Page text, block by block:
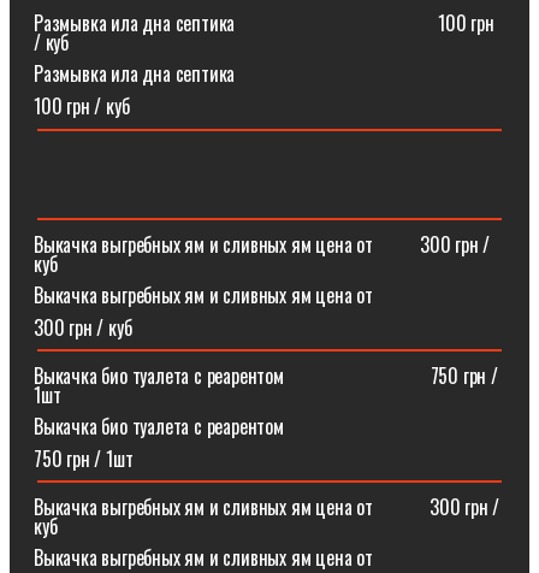
Размывка ила дна септика ⠀⠀⠀⠀⠀⠀⠀⠀⠀⠀⠀⠀⠀⠀100 грн
/ куб
Размывка ила дна септика
100 грн / куб
Выкачка выгребных ям и сливных ям цена от ⠀⠀⠀300 грн /
куб
Выкачка выгребных ям и сливных ям цена от
300 грн / куб
Выкачка био туалета с реарентом ⠀⠀⠀⠀⠀⠀⠀⠀⠀⠀750 грн /
1шт
Выкачка био туалета с реарентом
750 грн / 1шт
Выкачка выгребных ям и сливных ям цена от⠀⠀⠀⠀300 грн /
куб
Выкачка выгребных ям и сливных ям цена от